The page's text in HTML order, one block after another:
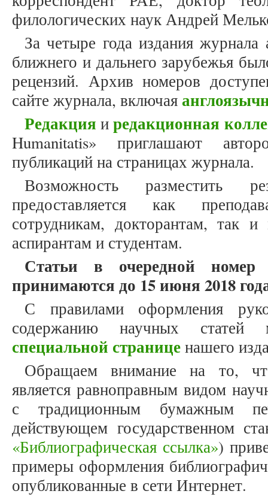
филологических наук Андрей
За четыре года издания
ближнего и дальнего зарубежья
рецензий. Архив номеров
сайте журнала, включая
Редакция иредакционная
Humanitatis» приглашают
публикаций на страницах журнала.
Возможность разместить
предоставляется как
сотрудникам, докторантам, так
аспирантам и студентам.
Статьи в очередной
принимаются до 15 июня 2018
С правилами оформления
содержанию научных
специальной страниценашего
Обращаем внимание на то,
является равноправным видом
с традиционным бумажным
действующем государственном
«Библиографическая ссылка»)
примеры оформления
опубликованные в сети Интернет.